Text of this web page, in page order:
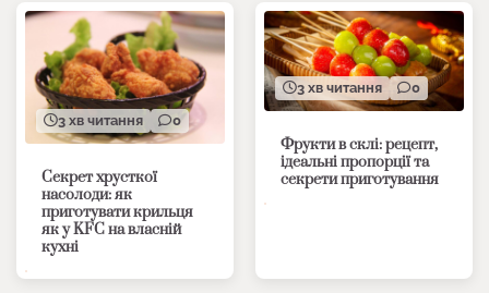
3 хв читання 0
Секрет хрусткої
насолоди: як
приготувати крильця
як у KFC на власній
кухні
3 хв читання 0
Фрукти в склі: рецепт,
ідеальні пропорції та
секрети приготування